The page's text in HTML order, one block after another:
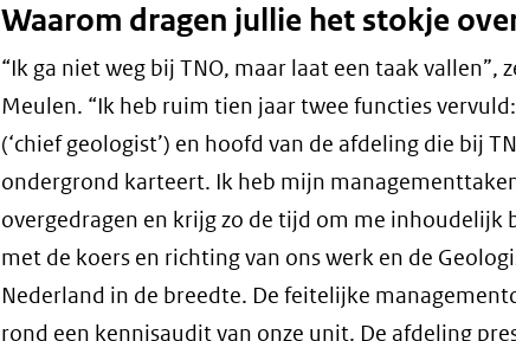
Waarom dragen jullie het stokje
“Ik ga niet weg bij TNO, maar laat een taak vallen”,
Meulen. “Ik heb ruim tien jaar twee functies
(‘chief geologist’) en hoofd van de afdeling die bij
ondergrond karteert. Ik heb mijn
overgedragen en krijg zo de tijd om me inhoudelijk
met de koers en richting van ons werk en de
Nederland in de breedte. De feitelijke
rond een kennisaudit van onze unit. De afdeling